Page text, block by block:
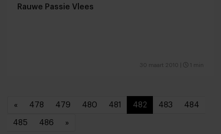
Rauwe Passie Vlees
30 maart 2010 1 min
« 478 479 480 481 482 483 484
485 486 »